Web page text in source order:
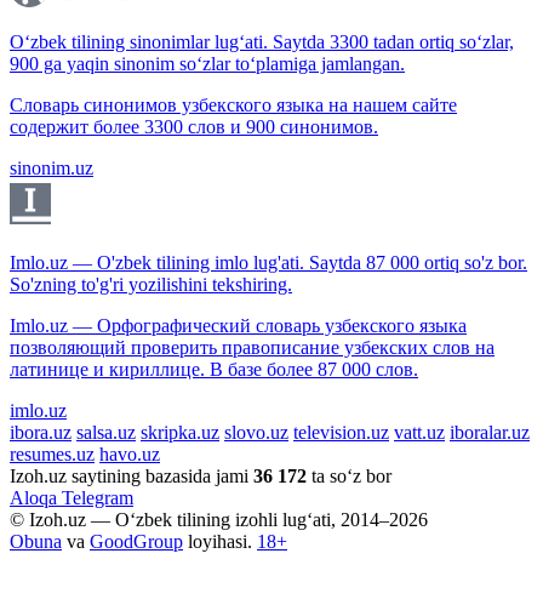
O‘zbek tilining sinonimlar lug‘ati. Saytda 3300 tadan ortiq so‘zlar,
900 ga yaqin sinonim so‘zlar to‘plamiga jamlangan.
Словарь синонимов узбекского языка на нашем сайте
содержит более 3300 слов и 900 синонимов.
sinonim.uz
Imlo.uz — O'zbek tilining imlo lug'ati. Saytda 87 000 ortiq so'z bor.
So'zning to'g'ri yozilishini tekshiring.
Imlo.uz — Орфографический словарь узбекского языка
позволяющий проверить правописание узбекских слов на
латинице и кириллице. В базе более 87 000 слов.
imlo.uz
ibora.uz salsa.uz skripka.uz slovo.uz television.uz vatt.uz iboralar.uz
resumes.uz havo.uz
Izoh.uz saytining bazasida jami 36 172 ta so‘z bor
Aloqa Telegram
© Izoh.uz — O‘zbek tilining izohli lug‘ati, 2014–2026
Obuna va GoodGroup loyihasi. 18+